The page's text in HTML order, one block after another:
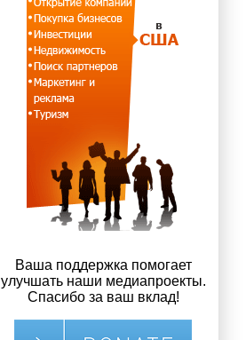
Ваша поддержка помогает
улучшать наши медиапроекты.
Спасибо за ваш вклад!